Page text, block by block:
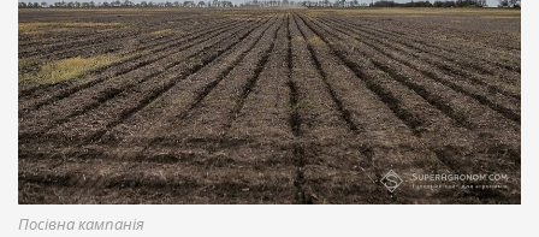
Посівна кампанія